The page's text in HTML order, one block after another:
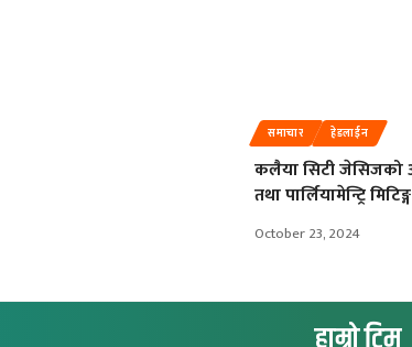
समाचार हेडलाईन
कलैया सिटी जेसिजको
तथा पार्लियामेन्ट्रि
October 23, 2024